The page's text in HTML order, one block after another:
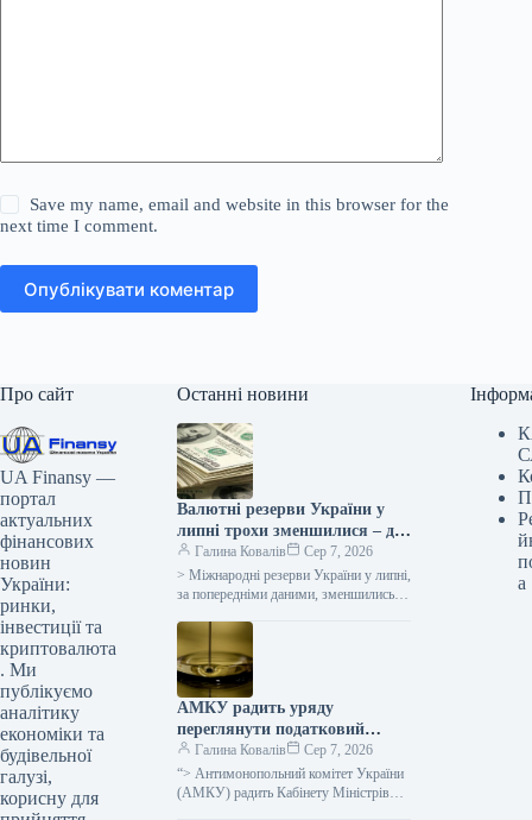
Save my name, email and website in this browser for the
next time I comment.
Опублікувати коментар
Про сайт
UA Finansy —
портал
актуальних
фінансових
новин
України:
ринки,
інвестиції та
криптовалюта
. Ми
публікуємо
аналітику
економіки та
будівельної
галузі,
корисну для
Останні новини
Валютні резерви України у
липні трохи зменшилися – до
$51,2 мільярда.
Галина Ковалів
Сер 7, 2026
> Міжнародні резерви України у липні,
за попередніми даними, зменшились на
млрд, повідомив…
АМКУ радить уряду
переглянути податковий
тягар на ринку
нафтопродуктів під час кризи
Галина Ковалів
Сер 7, 2026
“> Антимонопольний комітет України
(АМКУ) радить Кабінету Міністрів
а